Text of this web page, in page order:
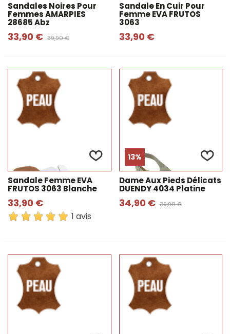
Sandales Noires Pour
Femmes AMARPIES
28685 Abz
33,90 € 39,90 €
Sandale En Cuir Pour
Femme EVA FRUTOS
3063
33,90 €
Sandale Femme EVA
FRUTOS 3063 Blanche
33,90 €
1 avis
13%
Dame Aux Pieds Délicats
DUENDY 4034 Platine
34,90 € 39,90 €